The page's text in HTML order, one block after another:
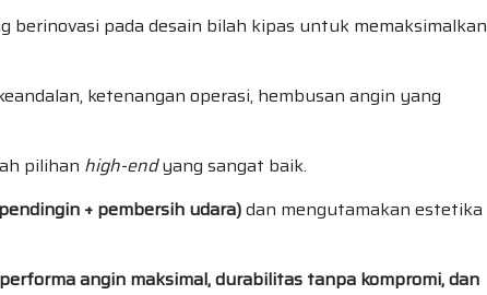
berinovasi pada desain bilah kipas untuk memaksimalkan
ketenangan operasi, hembusan angin yang
pilihan high-endyang sangat baik.
+ pembersih udara)dan mengutamakan estetika
performa angin maksimal, durabilitas tanpa kompromi, dan